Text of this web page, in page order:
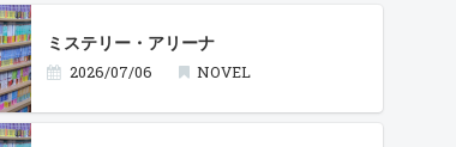
ミステリー・アリーナ
2026/07/06 NOVEL